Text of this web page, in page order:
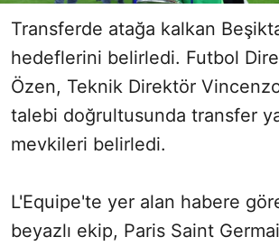
Transferde atağa kalkan
hedeflerini belirledi. Futbol
Özen, Teknik Direktör
talebi doğrultusunda transfer
mevkileri belirledi.
L'Equipe'te yer alan habere
beyazlı ekip, Paris Saint